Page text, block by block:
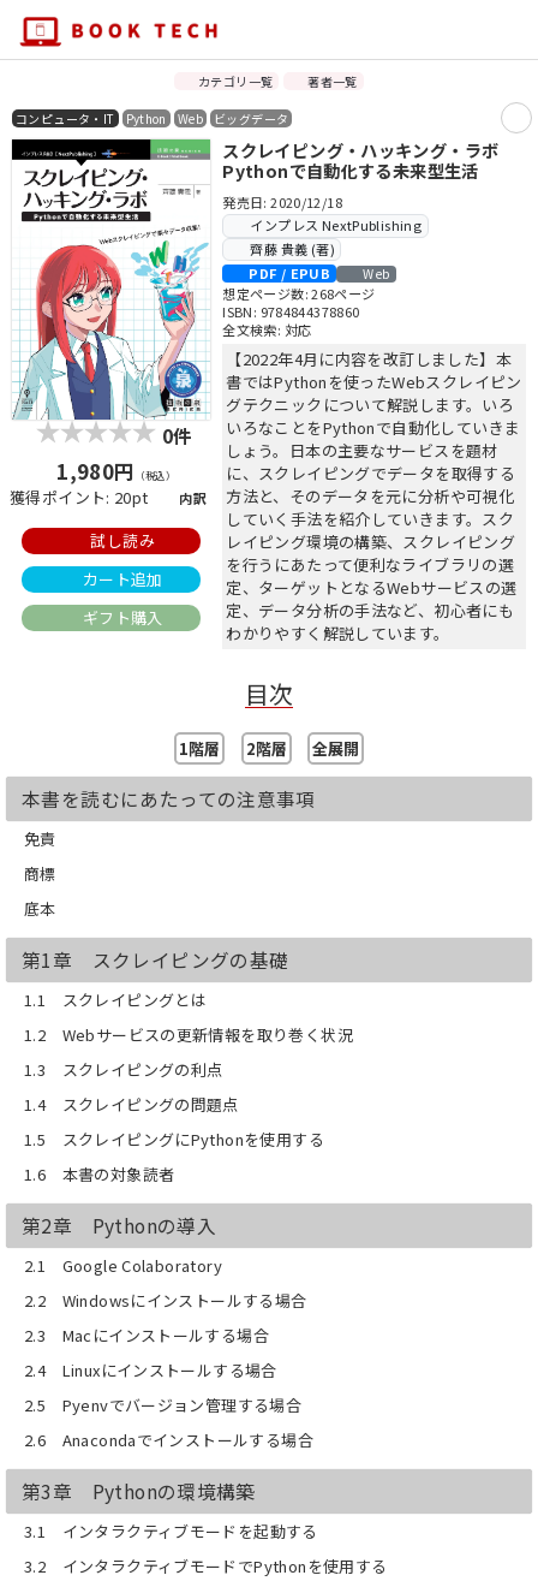
カテゴリ一覧 著者一覧
コンピュータ・IT Python Web ビッグデータ
0件
1,980円 （税込）
獲得ポイント: 20pt 内訳
試し読み
カート追加
ギフト購入
スクレイピング・ハッキング・ラボ
Pythonで自動化する未来型生活
発売日: 2020/12/18
インプレス NextPublishing
齊藤 貴義 (著)
PDF / EPUB
Web
想定ページ数: 268ページ
ISBN: 9784844378860
全文検索: 対応
【2022年4月に内容を改訂しました】本
書ではPythonを使ったWebスクレイピン
グテクニックについて解説します。いろ
いろなことをPythonで自動化していきま
しょう。日本の主要なサービスを題材
に、スクレイピングでデータを取得する
方法と、そのデータを元に分析や可視化
していく手法を紹介していきます。スク
レイピング環境の構築、スクレイピング
を行うにあたって便利なライブラリの選
定、ターゲットとなるWebサービスの選
定、データ分析の手法など、初心者にも
わかりやすく解説しています。
【目次】
第1章 スクレイピングの基礎
第3章 Pythonの環境構築
第4章 Python3の基礎
第5章 Beautiful Soupでスクレイピン
グする
イアリーをクローリングする
第9章 MeCabとWord2Vecによる自然
による可視化
第12章 スマートフォンでスクレイピン
グ
する
目次
1階層 2階層 全展開
本書を読むにあたっての注意事項
免責
商標
底本
第1章 スクレイピングの基礎
1.1 スクレイピングとは
1.2 Webサービスの更新情報を取り巻く状況
1.3 スクレイピングの利点
1.4 スクレイピングの問題点
1.5 スクレイピングにPythonを使用する
1.6 本書の対象読者
第2章 Pythonの導入
2.1 Google Colaboratory
2.2 Windowsにインストールする場合
2.3 Macにインストールする場合
2.4 Linuxにインストールする場合
2.5 Pyenvでバージョン管理する場合
2.6 Anacondaでインストールする場合
第3章 Pythonの環境構築
3.1 インタラクティブモードを起動する
3.2 インタラクティブモードでPythonを使用する